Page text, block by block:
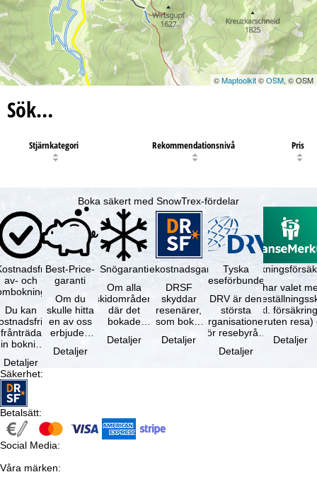
©Maptoolkit©OSM, © OSM
Sök…
Stjärnkategori Rekommendationsnivå Pris
Boka säkert med SnowTrex-fördelar
av- och
Du kan
frånträda
bokning
efter
…
Detaljer
Best-Price-
garanti
Om du
skulle hitta
en av oss
erbjuden
samma
Detaljer
Snögaranti
Om alla
skidområden
där det
bokade
gäller –
Detaljer
Resekostnadsgaranti
DRSF
skyddar
resenärer,
som bokat
paketresa
Detaljer
Tyska
reseförbundet
DRV är den
största
organisationen
för resebyråer
researrangörer
Detaljer
Du har valet
(inkl.
avbruten resa)
Detaljer
Säkerhet:
Betalsätt:
Social Media:
Våra märken: